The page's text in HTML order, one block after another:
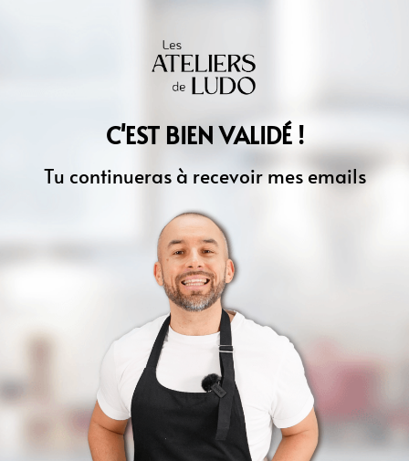
C'EST BIEN VALIDÉ !
Tu continueras à recevoir mes emails